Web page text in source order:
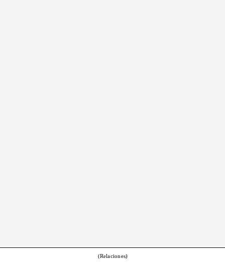
(Relaciones)